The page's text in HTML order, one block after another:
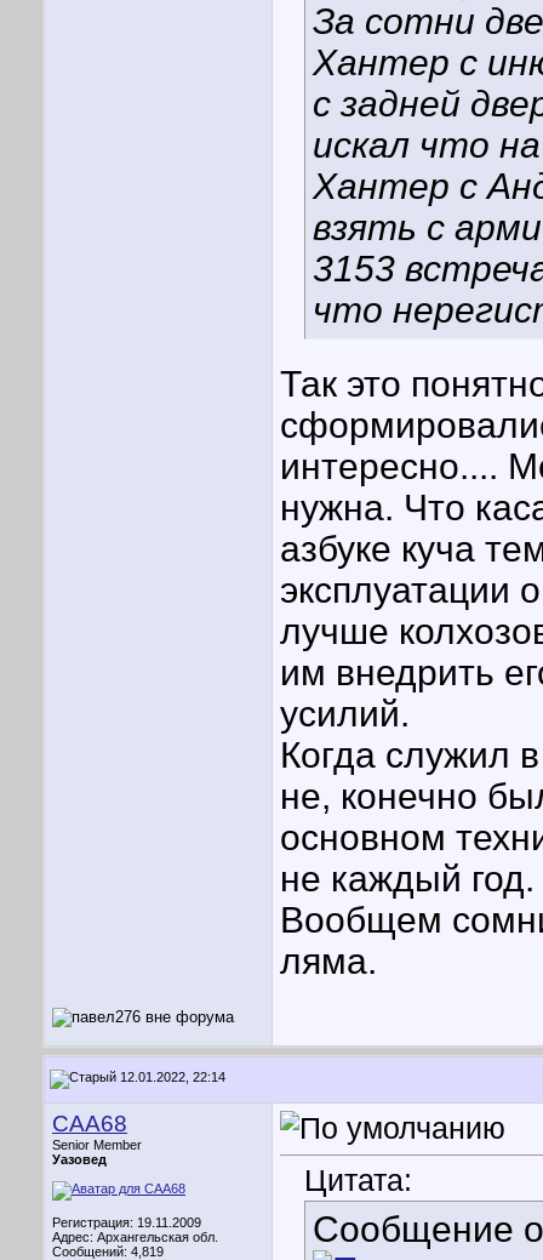
За сотни
Хантер с
с задней
искал что
Хантер с
взять с
3153
что
Так это
интересно....
нужна. Что
азбуке куча
эксплуатации
лучше
им внедрить
усилий.
Когда служил
не, конечно
основном
не каждый год.
Вообщем
ляма.
12.01.2022, 22:14
CAA68
Senior Member
Уазовед
Регистрация: 19.11.2009
Адрес: Архангельская обл.
Сообщений: 4,819
Цитата:
Сообщение